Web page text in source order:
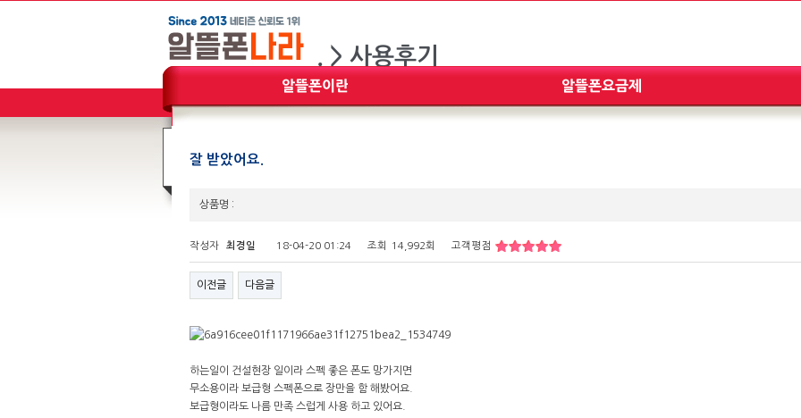
잘 받았어요.
상품명 :
작성자 최경일 18-04-20 01:24 조회 14,992회 고객평점
이전글 다음글
하는일이 건설현장 일이라 스펙 좋은 폰도 망가지면
무소용이라 보급형 스펙폰으로 장만을 함 해봤어요.
보급형이라도 나름 만족 스럽게 사용 하고 있어요.